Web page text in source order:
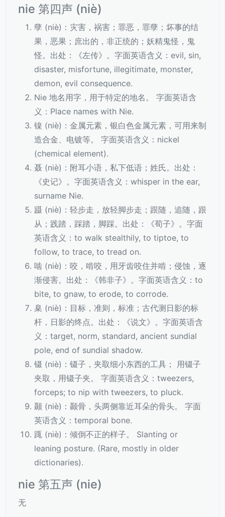
nie 第四声 (niè)
孽 (niè)：灾害，祸害；罪恶，罪孽；坏事的结
果，恶果；庶出的，非正统的；妖精鬼怪，鬼
怪。出处：《左传》。字面英语含义：evil, sin,
disaster, misfortune, illegitimate, monster,
demon, evil consequence.
Nie 地名用字，用于特定的地名。 字面英语含
义：Place names with Nie.
镍 (niè)：金属元素，银白色金属元素，可用来制
造合金、电镀等。 字面英语含义：nickel
(chemical element).
聂 (niè)：附耳小语，私下低语；姓氏。出处：
《史记》。字面英语含义：whisper in the ear,
surname Nie.
蹑 (niè)：轻步走，放轻脚步走；跟随，追随，跟
从；践踏，踩踏，脚踩。出处：《荀子》。字面
英语含义：to walk stealthily, to tiptoe, to
follow, to trace, to tread on.
啮 (niè)：咬，啃咬，用牙齿咬住并啃；侵蚀，逐
渐侵害。出处：《韩非子》。字面英语含义：to
bite, to gnaw, to erode, to corrode.
臬 (niè)：目标，准则，标准；古代测日影的标
杆，日影的终点。出处：《说文》。字面英语含
义：target, norm, standard, ancient sundial
pole, end of sundial shadow.
镊 (niè)：镊子，夹取细小东西的工具； 用镊子
夹取，用镊子夹。 字面英语含义：tweezers,
forceps; to nip with tweezers, to pluck.
颞 (niè)：颞骨，头两侧靠近耳朵的骨头。 字面
英语含义：temporal bone.
踂 (niè)：倾倒不正的样子。 Slanting or
leaning posture. (Rare, mostly in older
dictionaries).
nie 第五声 (nie)
无